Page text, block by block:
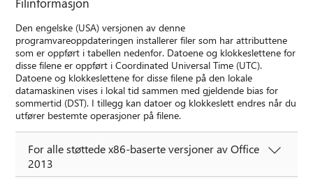
Den engelske (USA) versjonen av denne
programvareoppdateringen installerer filer som har attributtene
som er oppført i tabellen nedenfor. Datoene og klokkeslettene for
disse filene er oppført i Coordinated Universal Time (UTC).
Datoene og klokkeslettene for disse filene på den lokale
datamaskinen vises i lokal tid sammen med gjeldende bias for
sommertid (DST). I tillegg kan datoer og klokkeslett endres når du
utfører bestemte operasjoner på filene.
For alle støttede x86-baserte versjoner av Office
2013